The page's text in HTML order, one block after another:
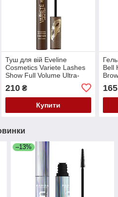
Туш для вій Eveline
Cosmetics Variete Lashes
Show Full Volume Ultra-
Length Mascara Brown, 10
мл
210₴
Купити
Bell
165
–13%